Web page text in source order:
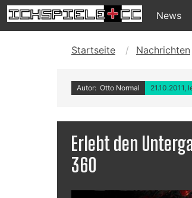
News
Startseite Nachrichten
Autor: Otto Normal 21.10.2011,
Erlebt den
360